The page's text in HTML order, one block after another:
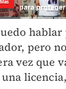
pero
vez que